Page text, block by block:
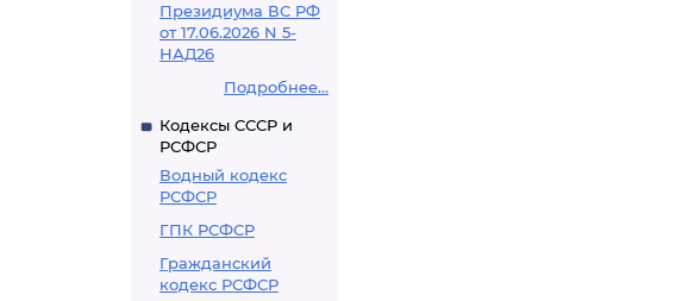
Президиума ВС РФ
от 17.06.2026 N 5-
НАД26
Подробнее...
Кодексы СССР и
РСФСР
Водный кодекс
РСФСР
ГПК РСФСР
Гражданский
кодекс РСФСР